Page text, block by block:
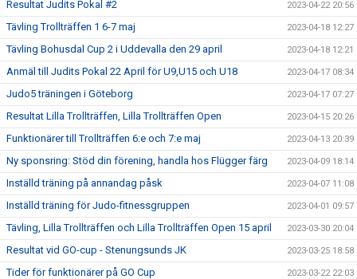
Resultat Judits Pokal #2 2023-04-22 20:56
Tävling Trollträffen 1 6-7 maj 2023-04-18 12:27
Tävling Bohusdal Cup 2 i Uddevalla den 29 april 2023-04-18 12:21
Anmäl till Judits Pokal 22 April för U9,U15 och U18 2023-04-17 08:34
Judo5 träningen i Göteborg 2023-04-17 07:27
Resultat Lilla Trollträffen, Lilla Trollträffen Open 2023-04-15 20:26
Funktionärer till Trollträffen 6:e och 7:e maj 2023-04-13 20:39
Ny sponsring: Stöd din förening, handla hos Flügger färg 2023-04-09 18:14
Inställd träning på annandag påsk 2023-04-07 11:08
Inställd träning för Judo-fitnessgruppen 2023-04-01 09:57
Tävling, Lilla Trollträffen och Lilla Trollträffen Open 15 april 2023-03-30 20:04
Resultat vid GO-cup - Stenungsunds JK 2023-03-25 18:58
Tider för funktionärer på GO Cup 2023-03-22 22:03